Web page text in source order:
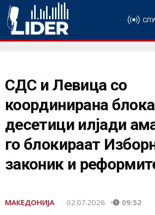
СДС и Левица со
координирана
десетици илјади
го блокираат
законик и
МАКЕДОНИЈА 02.07.2026. 09:52